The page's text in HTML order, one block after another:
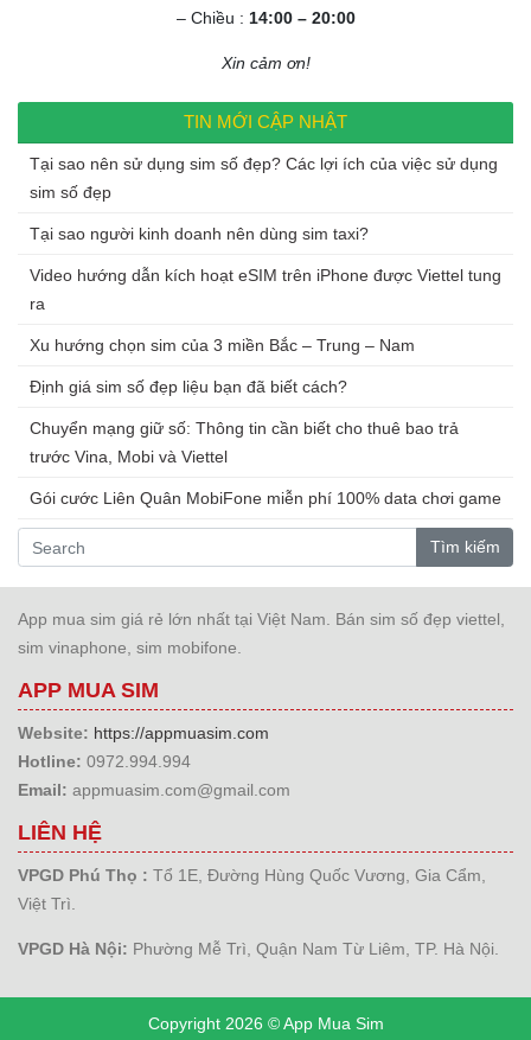
– Chiều : 14:00 – 20:00
Xin cảm ơn!
TIN MỚI CẬP NHẬT
Tại sao nên sử dụng sim số đẹp? Các lợi ích của việc sử dụng
sim số đẹp
Tại sao người kinh doanh nên dùng sim taxi?
Video hướng dẫn kích hoạt eSIM trên iPhone được Viettel tung
ra
Xu hướng chọn sim của 3 miền Bắc – Trung – Nam
Định giá sim số đẹp liệu bạn đã biết cách?
Chuyển mạng giữ số: Thông tin cần biết cho thuê bao trả
trước Vina, Mobi và Viettel
Gói cước Liên Quân MobiFone miễn phí 100% data chơi game
Tìm kiếm
App mua sim giá rẻ lớn nhất tại Việt Nam. Bán sim số đẹp viettel,
sim vinaphone, sim mobifone.
APP MUA SIM
Website: https://appmuasim.com
Hotline: 0972.994.994
Email: appmuasim.com@gmail.com
LIÊN HỆ
VPGD Phú Thọ : Tổ 1E, Đường Hùng Quốc Vương, Gia Cẩm,
Việt Trì.
VPGD Hà Nội: Phường Mễ Trì, Quận Nam Từ Liêm, TP. Hà Nội.
Copyright 2026 © App Mua Sim